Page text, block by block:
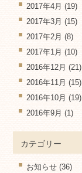
2017年4月 (19)
2017年3月 (15)
2017年2月 (8)
2017年1月 (10)
2016年12月 (21)
2016年11月 (15)
2016年10月 (19)
2016年9月 (1)
カテゴリー
お知らせ (36)